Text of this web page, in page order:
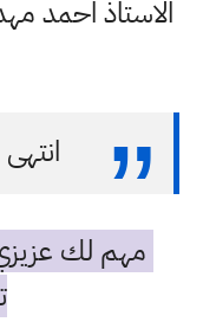
الاستاذ احمد
مهم لك عزيزي